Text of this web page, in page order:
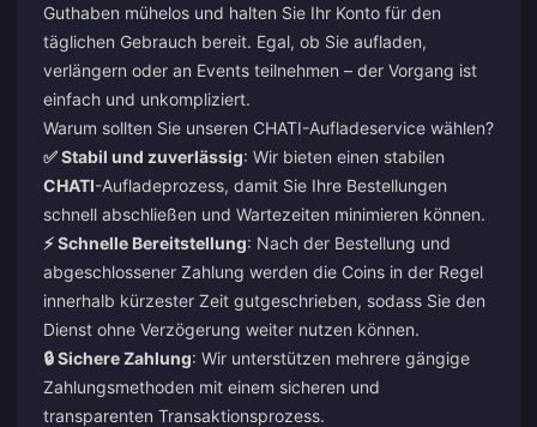
Guthaben mühelos und halten Sie Ihr Konto für den
täglichen Gebrauch bereit. Egal, ob Sie aufladen,
verlängern oder an Events teilnehmen – der Vorgang ist
einfach und unkompliziert.
Warum sollten Sie unseren CHATI-Aufladeservice wählen?
✅ Stabil und zuverlässig: Wir bieten einen stabilen
CHATI-Aufladeprozess, damit Sie Ihre Bestellungen
schnell abschließen und Wartezeiten minimieren können.
⚡ Schnelle Bereitstellung: Nach der Bestellung und
abgeschlossener Zahlung werden die Coins in der Regel
innerhalb kürzester Zeit gutgeschrieben, sodass Sie den
Dienst ohne Verzögerung weiter nutzen können.
🔒 Sichere Zahlung: Wir unterstützen mehrere gängige
Zahlungsmethoden mit einem sicheren und
transparenten Transaktionsprozess.